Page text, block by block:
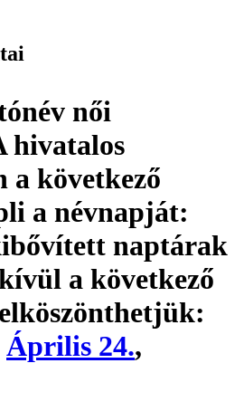
női
hivatalos
a következő
a névnapját:
naptárak
a következő
Április 24.,